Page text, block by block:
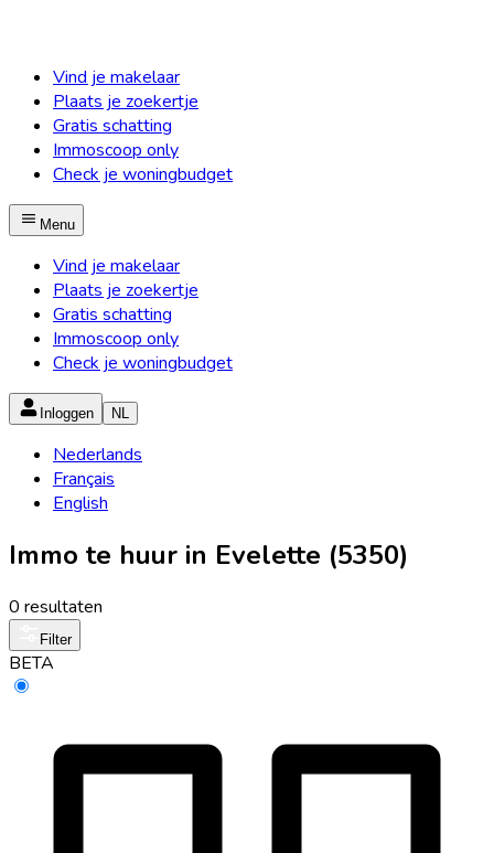
Vind je makelaar
Plaats je zoekertje
Gratis schatting
Immoscoop only
Check je woningbudget
Menu
Vind je makelaar
Plaats je zoekertje
Gratis schatting
Immoscoop only
Check je woningbudget
Inloggen NL
Nederlands
Français
English
Immo te huur in Evelette (5350)
0 resultaten
Filter
BETA